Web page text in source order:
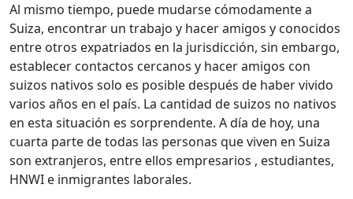
Al mismo tiempo, puede mudarse cómodamente a
Suiza, encontrar un trabajo y hacer amigos y conocidos
entre otros expatriados en la jurisdicción, sin embargo,
establecer contactos cercanos y hacer amigos con
suizos nativos solo es posible después de haber vivido
varios años en el país. La cantidad de suizos no nativos
en esta situación es sorprendente. A día de hoy, una
cuarta parte de todas las personas que viven en Suiza
son extranjeros, entre ellos empresarios , estudiantes,
HNWI e inmigrantes laborales.